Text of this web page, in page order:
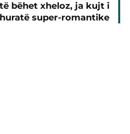
bëhet xheloz, ja kujt i
super-romantike